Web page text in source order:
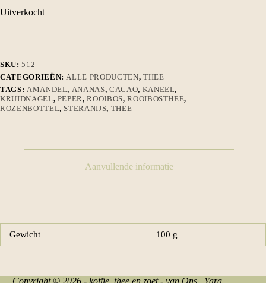
Uitverkocht
SKU:512
CATEGORIEËN: ALLE PRODUCTEN, THEE
TAGS: AMANDEL, ANANAS, CACAO, KANEEL,
KRUIDNAGEL, PEPER,ROOIBOS,ROOIBOSTHEE,
ROZENBOTTEL, STERANIJS, THEE
Aanvullende informatie
Gewicht 100 g